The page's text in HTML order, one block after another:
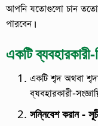
আপনি যতোগুলো চান ততো
পারবেন।
একটি ব্যবহারকারী-
একটি শব্দ অথবা
ব্যবহারকারী-
সন্নিবেশ করান -